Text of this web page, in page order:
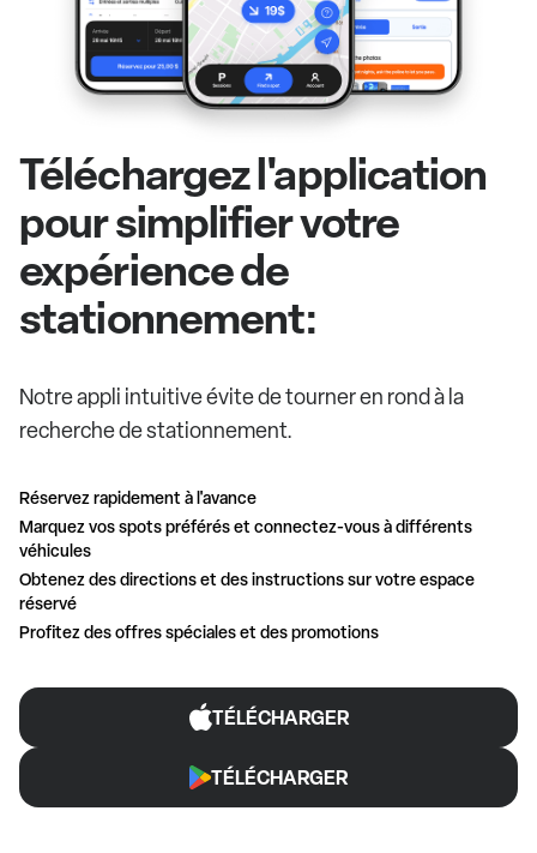
Téléchargez l'application
pour simplifier votre
expérience de
stationnement:
Notre appli intuitive évite de tourner en rond à la
recherche de stationnement.
Réservez rapidement à l'avance
Marquez vos spots préférés et connectez-vous à différents
véhicules
Obtenez des directions et des instructions sur votre espace
réservé
Profitez des offres spéciales et des promotions
TÉLÉCHARGER
TÉLÉCHARGER